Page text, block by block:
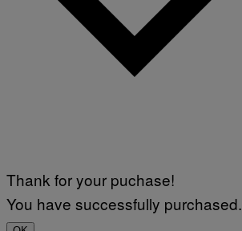
Thank for your puchase!
You have successfully purchased.